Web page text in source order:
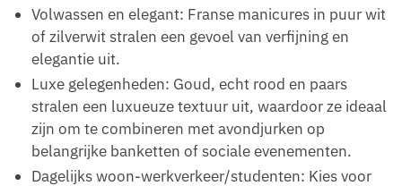
Volwassen en elegant: Franse manicures in puur wit
of zilverwit stralen een gevoel van verfijning en
elegantie uit.
Luxe gelegenheden: Goud, echt rood en paars
stralen een luxueuze textuur uit, waardoor ze ideaal
zijn om te combineren met avondjurken op
belangrijke banketten of sociale evenementen.
Dagelijks woon-werkverkeer/studenten: Kies voor